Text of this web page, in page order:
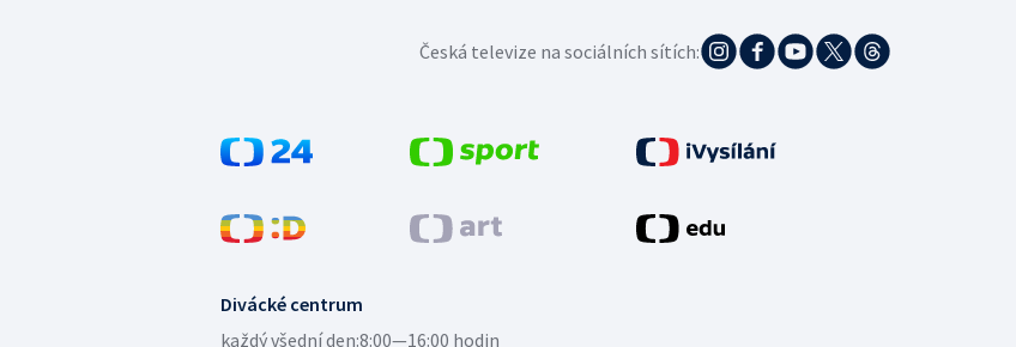
Divácké centrum
každý všední den:8:00—16:00 hodin
Česká televize na sociálních sítích: